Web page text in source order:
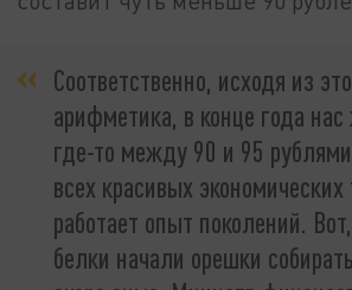
Соответственно, исходя из
арифметика, в конце года
где-то между 90 и 95
всех красивых экономических
работает опыт поколений.
белки начали орешки